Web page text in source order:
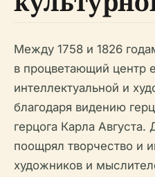
Между 1758 и 1826
в процветающий центр
интеллектуальной и
благодаря видению
герцога Карла
поощрял творчество и
художников и